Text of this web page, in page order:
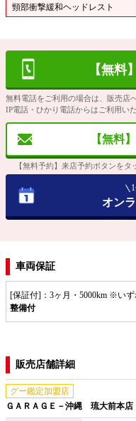
頸部衝撃緩和ヘッドレスト
【無料
無料電話をご利用の場合は、販売店
IP電話・ひかり電話からはご利用い
【無料
【無料予約】来店予約ボタンを
オン
車両保証
[保証付]：3ヶ月・5000km ※い
整備付
販売店舗詳細
グー鑑定加盟店
ＧＡＲＡＧＥ－沖縄 琉大前本店